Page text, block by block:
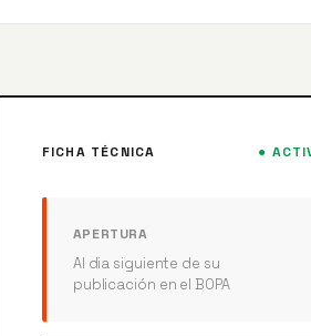
FICHA TÉCNICA ●
APERTURA
Al dia siguiente de su
publicación en el BOPA